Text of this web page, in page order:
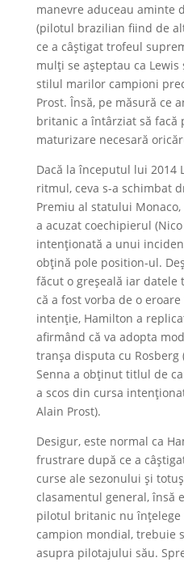
manevre aduceau aminte
(pilotul brazilian fiind de
ce a câștigat trofeul
mulți se așteptau ca
stilul marilor campioni
Prost. Însă, pe măsură ce
britanic a întârziat să facă
maturizare necesară
Dacă la începutul lui 2014
ritmul, ceva s-a schimbat
Premiu al statului
a acuzat coechipierul
intenționată a unui
obțină pole position-ul.
făcut o greșeală iar
că a fost vorba de o
intenție, Hamilton a
afirmând că va adopta
tranșa disputa cu
Senna a obținut titlul de
a scos din cursa
Alain Prost).
Desigur, este normal ca
frustrare după ce a
curse ale sezonului și
clasamentul general, însă
pilotul britanic nu înțelege
campion mondial, trebuie
asupra pilotajului său.